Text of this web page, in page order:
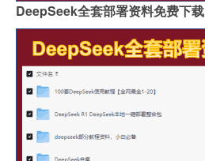
DeepSeek全套部署资料免费下载